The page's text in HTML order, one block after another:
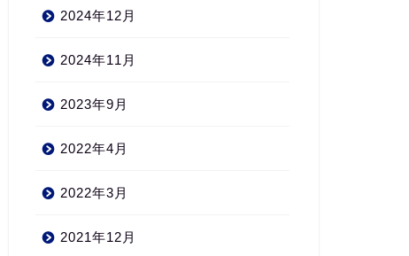
2024年12月
2024年11月
2023年9月
2022年4月
2022年3月
2021年12月